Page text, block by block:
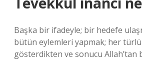
Başka bir ifadeyle; bir hedefe
bütün eylemleri yapmak; her türlü
gösterdikten ve sonucu Allah’tan